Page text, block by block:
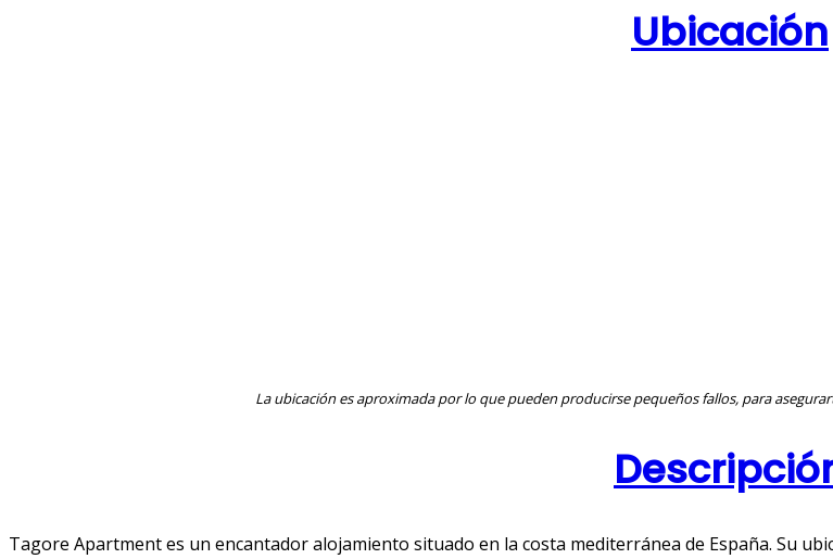
Ubicación
La ubicación es aproximada por lo que pueden producirse pequeños fallos, para
Tagore Apartment es un encantador alojamiento situado en la costa mediterránea de España. Su